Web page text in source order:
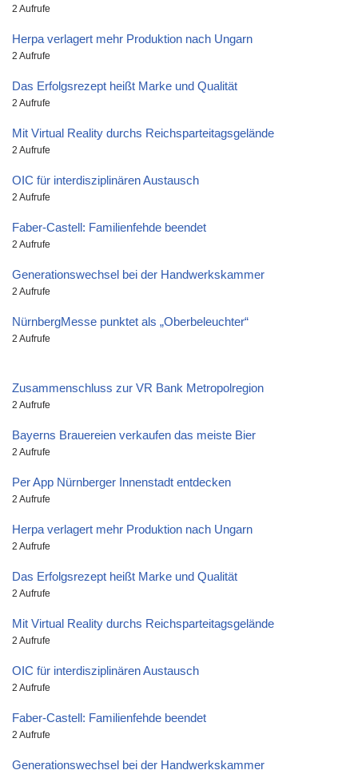
2 Aufrufe
Herpa verlagert mehr Produktion nach Ungarn
2 Aufrufe
Das Erfolgsrezept heißt Marke und Qualität
2 Aufrufe
Mit Virtual Reality durchs Reichsparteitagsgelände
2 Aufrufe
OIC für interdisziplinären Austausch
2 Aufrufe
Faber-Castell: Familienfehde beendet
2 Aufrufe
Generationswechsel bei der Handwerkskammer
2 Aufrufe
NürnbergMesse punktet als „Oberbeleuchter“
2 Aufrufe
Zusammenschluss zur VR Bank Metropolregion
2 Aufrufe
Bayerns Brauereien verkaufen das meiste Bier
2 Aufrufe
Per App Nürnberger Innenstadt entdecken
2 Aufrufe
Herpa verlagert mehr Produktion nach Ungarn
2 Aufrufe
Das Erfolgsrezept heißt Marke und Qualität
2 Aufrufe
Mit Virtual Reality durchs Reichsparteitagsgelände
2 Aufrufe
OIC für interdisziplinären Austausch
2 Aufrufe
Faber-Castell: Familienfehde beendet
2 Aufrufe
Generationswechsel bei der Handwerkskammer